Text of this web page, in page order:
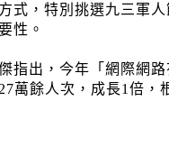
式，特別挑選九三軍
性。
指出，今年「網際網路
萬餘人次，成長1倍，